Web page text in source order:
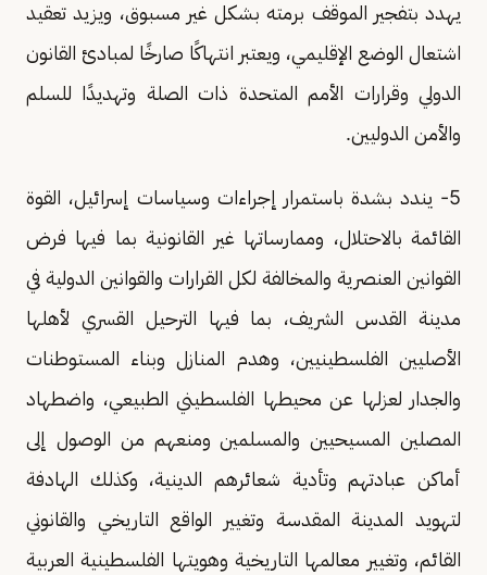
يهدد بتفجير الموقف برمته بشكل غير مسبوق، ويزيد تعقيد
اشتعال الوضع الإقليمي، ويعتبر انتهاكًا صارخًا لمبادئ القانون
الدولي وقرارات الأمم المتحدة ذات الصلة وتهديدًا للسلم
والأمن الدوليين.
5- يندد بشدة باستمرار إجراءات وسياسات إسرائيل، القوة
القائمة بالاحتلال، وممارساتها غير القانونية بما فيها فرض
القوانين العنصرية والمخالفة لكل القرارات والقوانين الدولية في
مدينة القدس الشريف، بما فيها الترحيل القسري لأهلها
الأصليين الفلسطينيين، وهدم المنازل وبناء المستوطنات
والجدار لعزلها عن محيطها الفلسطيني الطبيعي، واضطهاد
المصلين المسيحيين والمسلمين ومنعهم من الوصول إلى
أماكن عبادتهم وتأدية شعائرهم الدينية، وكذلك الهادفة
لتهويد المدينة المقدسة وتغيير الواقع التاريخي والقانوني
القائم، وتغيير معالمها التاريخية وهويتها الفلسطينية العربية